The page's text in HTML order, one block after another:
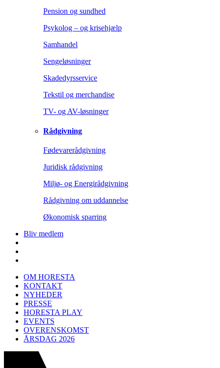
Pension og sundhed
Psykolog – og krisehjælp
Samhandel
Sengeløsninger
Skadedyrsservice
Tekstil og merchandise
TV- og AV-løsninger
Rådgivning
Fødevarerådgivning
Juridisk rådgivning
Miljø- og Energirådgivning
Rådgivning om uddannelse
Økonomisk sparring
Bliv medlem
OM HORESTA
KONTAKT
NYHEDER
PRESSE
HORESTA PLAY
EVENTS
OVERENSKOMST
ÅRSDAG 2026